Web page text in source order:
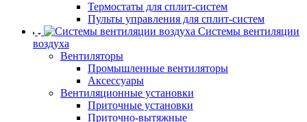
Термостаты для сплит-систем
Пульты управления для сплит-систем
Системы вентиляции
воздуха
Вентиляторы
Промышленные вентиляторы
Аксессуары
Вентиляционные установки
Приточные установки
Приточно-вытяжные